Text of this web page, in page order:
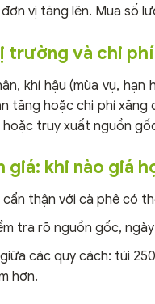
vị tăng lên. Mua số
trường và chi phí
khí hậu (mùa vụ,
tăng hoặc chi phí
truy xuất nguồn
giá: khi nào giá
cẩn thận với cà phê có
tra rõ nguồn gốc,
các quy cách: túi
hơn.